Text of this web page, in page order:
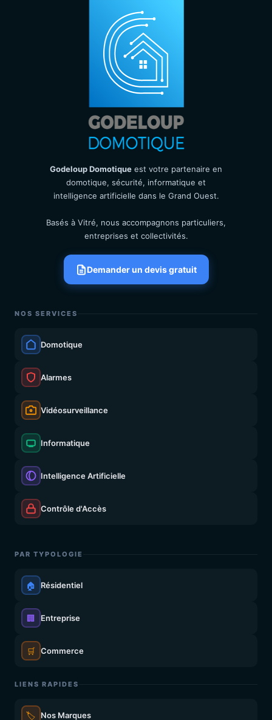
Godeloup Domotique est votre partenaire en
domotique, sécurité, informatique et
intelligence artificielle dans le Grand Ouest.
Basés à Vitré, nous accompagnons particuliers,
entreprises et collectivités.
Demander un devis gratuit
NOS SERVICES
Domotique
Alarmes
Vidéosurveillance
Informatique
Intelligence Artificielle
Contrôle d'Accès
PAR TYPOLOGIE
🏠 Résidentiel
🏢 Entreprise
🛒 Commerce
LIENS RAPIDES
🏷️ Nos Marques